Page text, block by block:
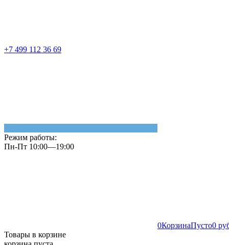
+7 499 112 36 69
Режим работы:
Пн-Пт 10:00—19:00
0КорзинаПусто0
Товары в корзине